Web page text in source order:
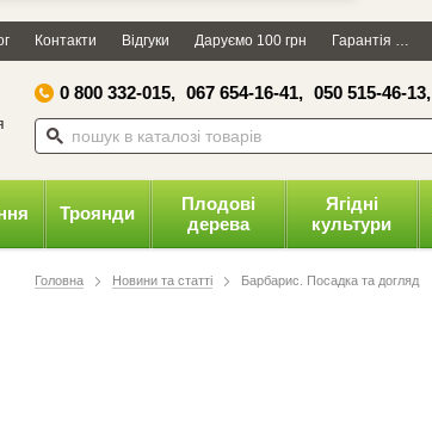
сайту megasad.net
вам сповіщення на
стіл.
Заборонити Дозволити
×
Контакти Відгуки Даруємо 100 грн Гарантія
0 800 332-015, 067 654-16-41, 050 515-46-13,
Троянди
Плодові
дерева
Ягідні
культури
Головна Новини та статті Барбарис. Посадка та догляд